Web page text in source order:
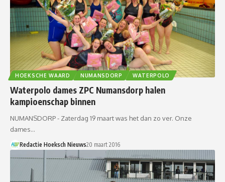
HOEKSCHE WAARD NUMANSDORP WATERPOLO
Waterpolo dames ZPC Numansdorp halen
kampioenschap binnen
NUMANSDORP - Zaterdag 19 maart was het dan zo ver. Onze
dames…
Redactie Hoeksch Nieuws20 maart 2016